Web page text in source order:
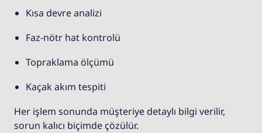
Kısa devre analizi
Faz-nötr hat kontrolü
Topraklama ölçümü
Kaçak akım tespiti
Her işlem sonunda müşteriye detaylı bilgi verilir,
sorun kalıcı biçimde çözülür.